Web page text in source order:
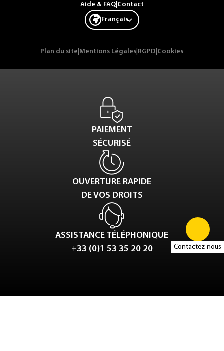
Contactez-nous
Aide & FAQ| Contact
Français
Plan du site Mentions Légales RGPD Cookies
PAIEMENT
SÉCURISÉ
OUVERTURE RAPIDE
DE VOS DROITS
ASSISTANCE TÉLÉPHONIQUE
+33 (0)1 53 35 20 20